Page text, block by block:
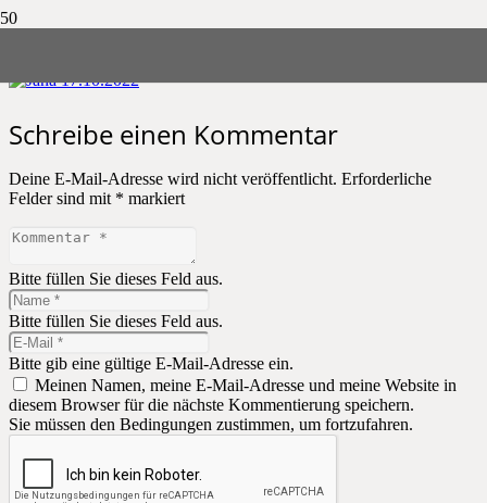
Schreibe einen Kommentar
Deine E-Mail-Adresse wird nicht veröffentlicht. Erforderliche
Felder sind mit * markiert
Bitte füllen Sie dieses Feld aus.
Bitte füllen Sie dieses Feld aus.
Bitte gib eine gültige E-Mail-Adresse ein.
Meinen Namen, meine E-Mail-Adresse und meine Website in
diesem Browser für die nächste Kommentierung speichern.
Sie müssen den Bedingungen zustimmen, um fortzufahren.